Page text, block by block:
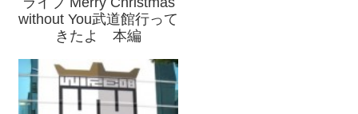
without You武道館行って
きたよ 本編